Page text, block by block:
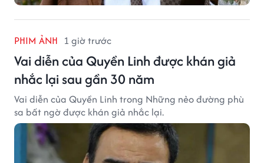
PHIM ẢNH 1 giờ trước
Vai diễn của Quyền Linh được khán giả
nhắc lại sau gần 30 năm
Vai diễn của Quyền Linh trong Những nẻo đường phù
sa bất ngờ được khán giả nhắc lại.